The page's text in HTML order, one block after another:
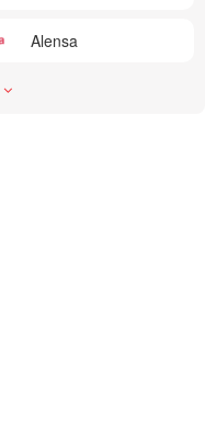
Alensa